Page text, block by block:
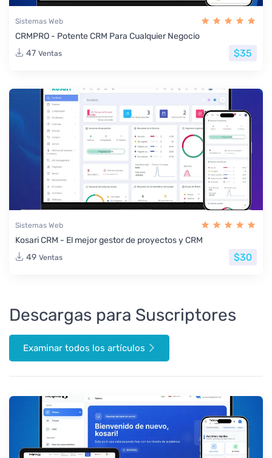
Sistemas Web
CRMPRO - Potente CRM Para Cualquier Negocio
47 Ventas $35
Sistemas Web
Kosari CRM - El mejor gestor de proyectos y CRM
49 Ventas $30
Descargas para Suscriptores
Examinar todos los artículos